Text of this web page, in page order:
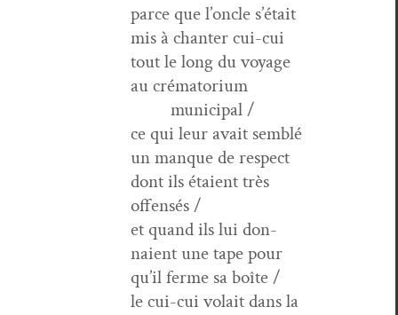
parce que l’oncle s’était
mis à chanter cui-cui
tout le long du voy­age
au crématorium
municipal /
ce qui leur avait sem­blé
un manque de respect
dont ils étaient très
offensés /
et quand ils lui don­
naient une tape pour
qu’il ferme sa boîte /
le cui-cui volait dans la